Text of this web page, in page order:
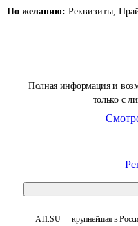
Полная информация и
только с
ATI.SU — крупнейшая в
По желанию: Реквизиты,